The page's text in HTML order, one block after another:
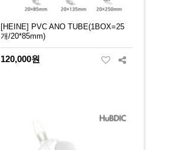
[HEINE] PVC ANO TUBE(1BOX=25
개/20*85mm)
120,000원